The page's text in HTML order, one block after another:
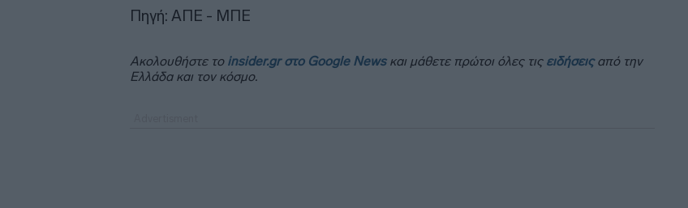
Πηγή: ΑΠΕ - ΜΠΕ
Ακολουθήστε το insider.gr στο Google Newsκαι μάθετε πρώτοι όλες τις ειδήσειςαπό την
Ελλάδα και τον κόσμο.